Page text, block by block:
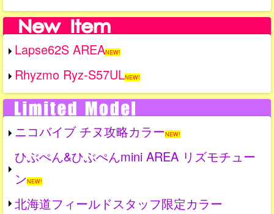
Lapse62S AREANEW!
Rhyzmo Ryz-S57ULNEW!
ニコバイブ チヌ攻略カラーNEW!
ひぶぺん&ひぶぺんmini AREA リズモチュー
ンNEW!
北海道フィールドスタッフ限定カラー